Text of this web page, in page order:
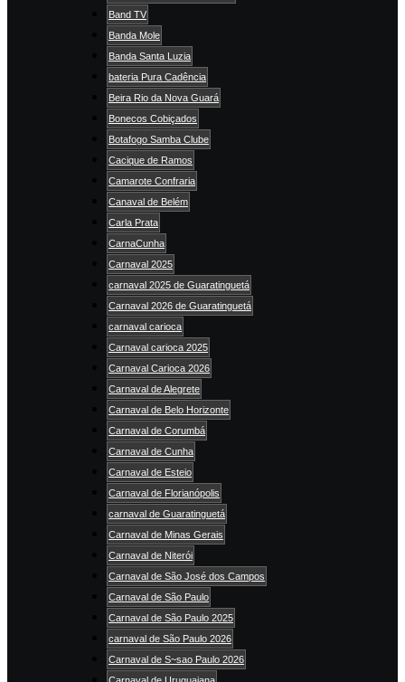
Band TV
Banda Mole
Banda Santa Luzia
bateria Pura Cadência
Beira Rio da Nova Guará
Bonecos Cobiçados
Botafogo Samba Clube
Cacique de Ramos
Camarote Confraria
Canaval de Belém
Carla Prata
CarnaCunha
Carnaval 2025
carnaval 2025 de Guaratinguetá
Carnaval 2026 de Guaratinguetá
carnaval carioca
Carnaval carioca 2025
Carnaval Carioca 2026
Carnaval de Alegrete
Carnaval de Belo Horizonte
Carnaval de Corumbá
Carnaval de Cunha
Carnaval de Esteio
Carnaval de Florianópolis
carnaval de Guaratinguetá
Carnaval de Minas Gerais
Carnaval de Niterói
Carnaval de São José dos Campos
Carnaval de São Paulo
Carnaval de São Paulo 2025
carnaval de São Paulo 2026
Carnaval de S~sao Paulo 2026